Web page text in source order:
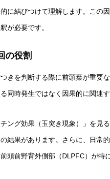
に結びつけて理解します。この
が必要です。
の役割
きを判断する際に前頭葉が重要
同時発生ではなく因果的に関連
ング効果（玉突き現象）」を見
結果があります。さらに、日常
頭前野背外側部（DLPFC）が